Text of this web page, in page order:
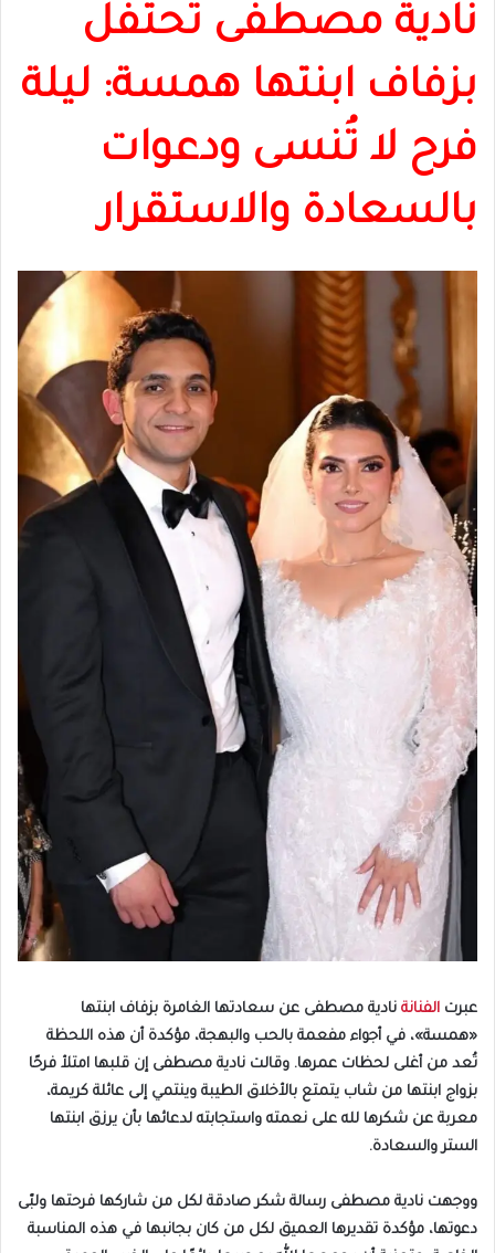
نادية مصطفى تحتفل
بزفاف ابنتها همسة: ليلة
فرح لا تُنسى ودعوات
بالسعادة والاستقرار
عبرت الفنانة نادية مصطفى عن سعادتها الغامرة بزفاف ابنتها
«همسة»، في أجواء مفعمة بالحب والبهجة، مؤكدة أن هذه اللحظة
تُعد من أغلى لحظات عمرها. وقالت نادية مصطفى إن قلبها امتلأ فرحًا
بزواج ابنتها من شاب يتمتع بالأخلاق الطيبة وينتمي إلى عائلة كريمة،
معربة عن شكرها لله على نعمته واستجابته لدعائها بأن يرزق ابنتها
الستر والسعادة.
ووجهت نادية مصطفى رسالة شكر صادقة لكل من شاركها فرحتها ولبّى
دعوتها، مؤكدة تقديرها العميق لكل من كان بجانبها في هذه المناسبة